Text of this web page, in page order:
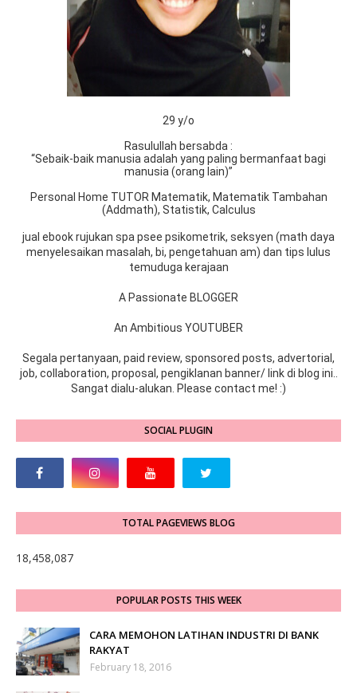
29 y/o
Rasulullah bersabda :
“Sebaik-baik manusia adalah yang paling bermanfaat bagi
manusia (orang lain)”
Personal Home TUTOR Matematik, Matematik Tambahan
(Addmath), Statistik, Calculus
jual ebook rujukan spa psee psikometrik, seksyen (math daya
menyelesaikan masalah, bi, pengetahuan am) dan tips lulus
temuduga kerajaan
A Passionate BLOGGER
An Ambitious YOUTUBER
Segala pertanyaan, paid review, sponsored posts, advertorial,
job, collaboration, proposal, pengiklanan banner/ link di blog ini..
Sangat dialu-alukan. Please contact me! :)
SOCIAL PLUGIN
TOTAL PAGEVIEWS BLOG
18,458,087
POPULAR POSTS THIS WEEK
CARA MEMOHON LATIHAN INDUSTRI DI BANK
RAKYAT
February 18, 2016